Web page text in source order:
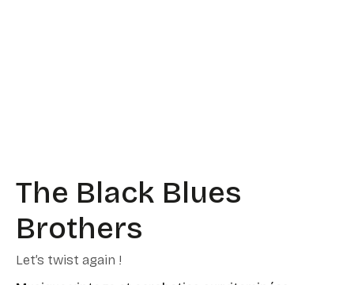
The Black Blues
Brothers
Let’s twist again !